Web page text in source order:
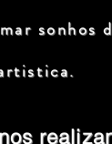
sonhos